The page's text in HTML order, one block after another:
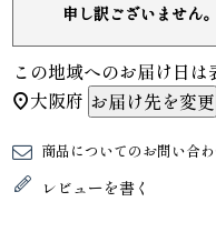
申し訳ございません
この地域へのお届け日
大阪府 お届け先を変更
商品についてのお問い合
レビューを書く